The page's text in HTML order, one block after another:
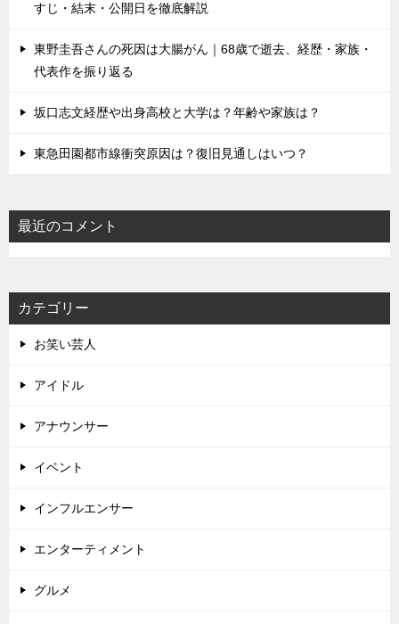
すじ・結末・公開日を徹底解説
東野圭吾さんの死因は大腸がん｜68歳で逝去、経歴・家族・
代表作を振り返る
坂口志文経歴や出身高校と大学は？年齢や家族は？
東急田園都市線衝突原因は？復旧見通しはいつ？
最近のコメント
カテゴリー
お笑い芸人
アイドル
アナウンサー
イベント
インフルエンサー
エンターティメント
グルメ